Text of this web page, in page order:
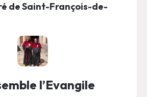
de Saint-François-de-
l’Evangile